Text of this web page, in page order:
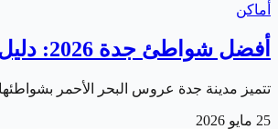
أماكن
أفضل شواطئ جدة 2026: دليل العائلات للاستمتاع بصيف البحر الأحمر
تتميز مدينة جدة عروس البحر الأحمر بشواطئها الذهبية ومياهها الفيروزية
25 مايو 2026